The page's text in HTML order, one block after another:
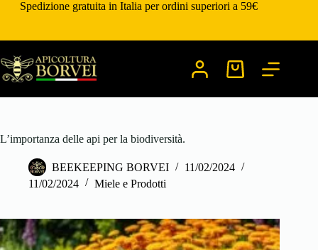
SaltaSpedizione gratuita in Italia per ordini superiori a 59€
Carrello
L’importanza delle api per la biodiversità.
BEEKEEPING BORVEI
11/02/2024
11/02/2024
Miele e Prodotti